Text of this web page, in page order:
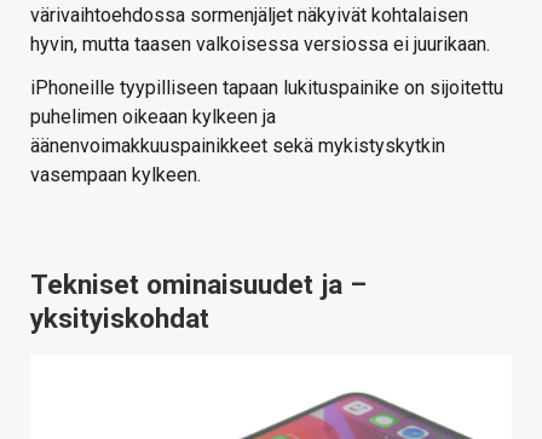
värivaihtoehdossa sormenjäljet näkyivät kohtalaisen
hyvin, mutta taasen valkoisessa versiossa ei juurikaan.
iPhoneille tyypilliseen tapaan lukituspainike on sijoitettu
puhelimen oikeaan kylkeen ja
äänenvoimakkuuspainikkeet sekä mykistyskytkin
vasempaan kylkeen.
Tekniset ominaisuudet ja –
yksityiskohdat